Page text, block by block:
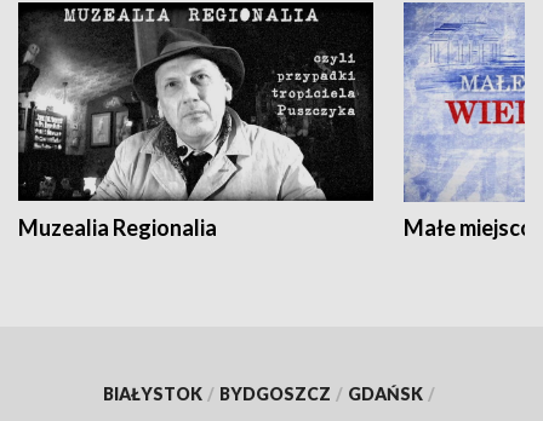
Muzealia Regionalia Małe
BIAŁYSTOK / BYDGOSZCZ / GDAŃSK /